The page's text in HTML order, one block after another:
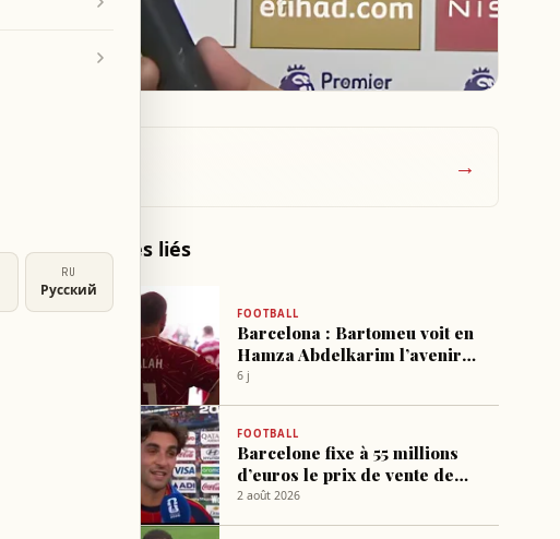
→
Articles liés
FOOTBALL
Barcelona : Bartomeu voit en
Hamza Abdelkarim l’avenir
du club
6 j
FOOTBALL
Barcelone fixe à 55 millions
d’euros le prix de vente de
Ferran Torres
2 août 2026
RU
Русский